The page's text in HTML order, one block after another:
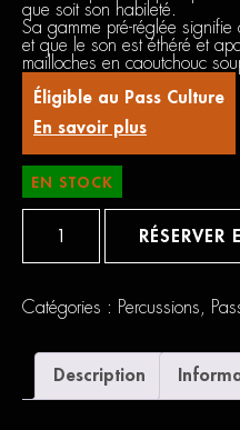
que soit son habileté.
Sa gamme pré-réglée signifie
et que le son est éthéré et
mailloches en caoutchouc
Éligible au Pass Culture
En savoir plus
EN STOCK
Tongue
Catégories : Percussions
Description